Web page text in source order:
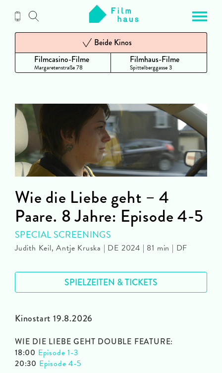
Inhalt
Filmcasino-Filme
Margaretenstraße 78
Beide Kinos
Filmhaus-Filme
Spittelberggasse 3
Kinostart 19.8.2026
WIE DIE LIEBE GEHT DOUBLE FEATURE:
18:00 Episode 1-3
20:30 Episode 4-5
Wie die Liebe geht – 4
Paare. 8 Jahre: Episode 4-5
SPECIAL SCREENINGS
Judith Keil, Antje Kruska | DE 2024 | 81 min | DF
SPIELZEITEN & TICKETS